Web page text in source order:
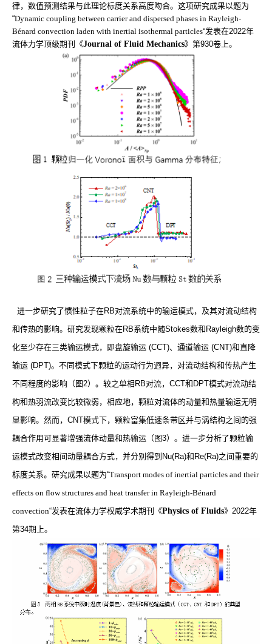
律，数值预测结果与此理论标度关系高度吻合。这项研究成果以题为
“Dynamic coupling between carrier and dispersed phases in Rayleigh-
Bénard convection laden with inertial isothermal particles“发表在2022年
流体力学顶级期刊《Journal of Fluid Mechanics》第930卷上。
进一步研究了惯性粒子在RB对流系统中的输运模式，及其对流动结构
和传热的影响。研究发现颗粒在RB系统中随Stokes数和 Rayleigh数的变
化至少存在三类输运模式，即盘旋输运 (CCT)、通道输运 (CNT)和直降
输运 (DPT)。不同模式下颗粒的运动行为迥异，对流动结构和传热产生
不同程度的影响（图 2）。较之单相 RB对流， CCT和 DPT模式对流动结
构和热羽流改变比较微弱，相应地，颗粒对流体的动量和热量输运无明
显影响。然而， CNT模式下，颗粒富集低速条带区并与涡结构之间的强
耦合作用可显著增强流体动量和热输运（图3）。进一步分析了颗粒输
运模式改变相间动量耦合方式，并分别得到 Nu(Ra)和 Re(Ra)之间重要的
标度关系。研究成果以题为“Transport modes of inertial particles and their
effects on flow structures and heat transfer in Rayleigh-Bénard
convection“发表在流体力学权威学术期刊《Physics of Fluids》 2022年
第34期上。